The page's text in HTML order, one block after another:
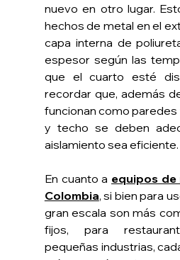
nuevo en otro lugar.
hechos de metal en el
capa interna de
espesor según las
que el cuarto esté
recordar que, además
funcionan como
y techo se deben
aislamiento sea eficiente.
En cuanto a equipos
Colombia, si bien para
gran escala son más
fijos, para
pequeñas industrias,